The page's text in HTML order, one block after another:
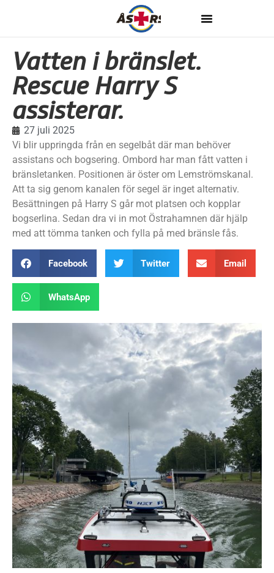
Vatten i bränslet.
Rescue Harry S
assisterar.
27 juli 2025
Vi blir uppringda från en segelbåt där man behöver
assistans och bogsering. Ombord har man fått vatten i
bränsletanken. Positionen är öster om Lemströmskanal.
Att ta sig genom kanalen för segel är inget alternativ.
Besättningen på Harry S går mot platsen och kopplar
bogserlina. Sedan dra vi in mot Östrahamnen där hjälp
med att tömma tanken och fylla på med bränsle fås.
Facebook Twitter Email
WhatsApp